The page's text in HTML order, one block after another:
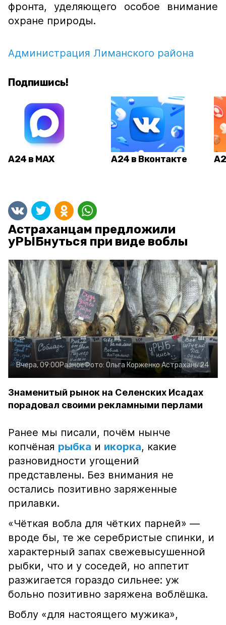
фронта, уделяющего особое внимание
охране природы.
Администрация Лиманского района
Подпишись!
А24 в MAX А24 в Вконтакте
Астраханцам предложили
уРЫБнуться при виде воблы
Вчера, 09:00РазноеФото: Ольга КорженкоАстрахань 24
Знаменитый рынок на Селенских Исадах
порадовал своими рекламными перлами
Ранее мы писали, почём нынче
копчёная рыбка и икорка, какие
разновидности угощений
представлены. Без внимания не
остались позитивно заряженные
прилавки.
«Чёткая вобла для чётких парней» —
вроде бы, те же серебристые спинки, и
характерный запах свежевысушенной
рыбки, что и у соседей, но аппетит
разжигается гораздо сильнее: уж
больно позитивно заряжена воблёшка.
Воблу «для настоящего мужика»,